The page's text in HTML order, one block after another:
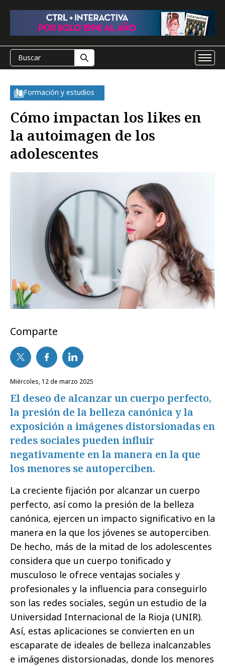
Formación y estudios
Cómo impactan los likes en
la autoimagen de los
adolescentes
Comparte
miércoles, 12 de marzo 2025
El deseo de alcanzar un cuerpo perfecto,
la presión de la belleza canónica y la
exposición a imágenes distorsionadas en
redes sociales pueden influir
negativamente en la manera en la que
los menores se autoperciben.
La creciente fijación por alcanzar un cuerpo
perfecto, así como la presión de la belleza
canónica, ejercen un impacto significativo en la
manera en la que los jóvenes se autoperciben.
De hecho, más de la mitad de los adolescentes
considera que un cuerpo tonificado y
musculoso le ofrece ventajas sociales y
profesionales y la influencia para conseguirlo
son las redes sociales, según un estudio de la
Universidad Internacional de la Rioja (UNIR).
Así, estas aplicaciones se convierten en un
escaparate de ideales de belleza inalcanzables
e imágenes distorsionadas, donde los menores